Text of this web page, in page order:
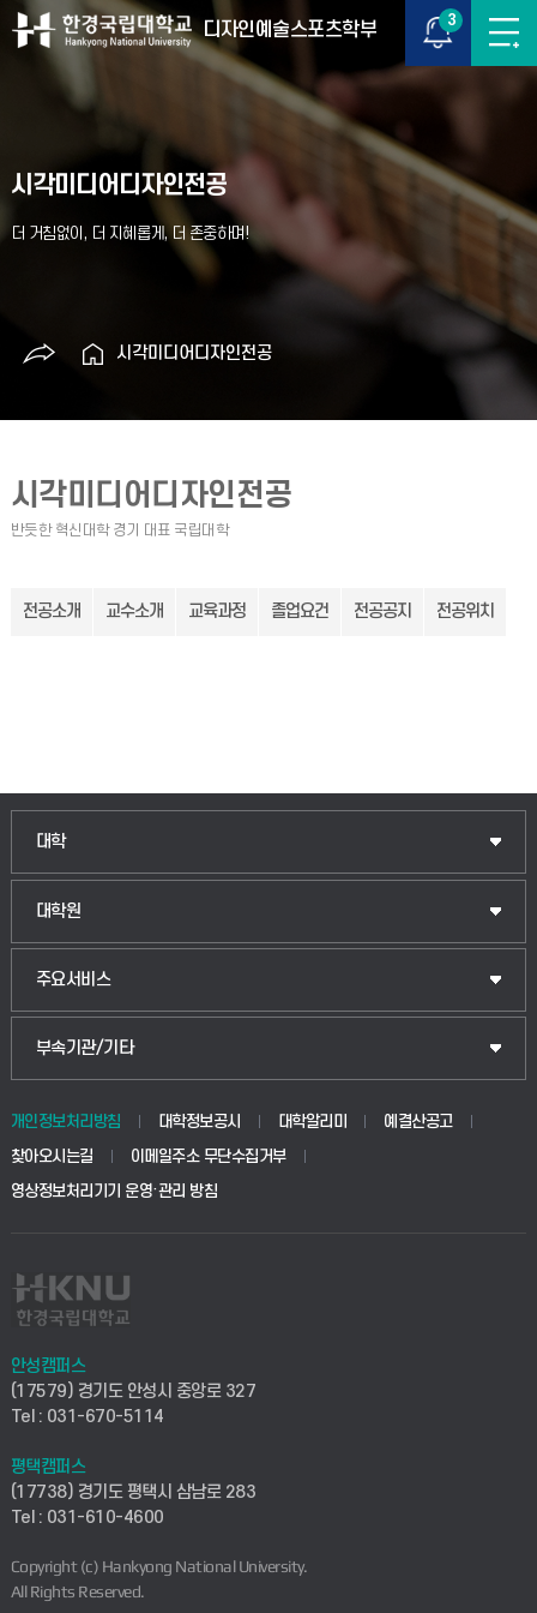
디자인예술스포츠학부 3
시각미디어디자인전공
시각미디어디자인전공
시각미디어디자인전공
전공소개 교수소개 교육과정 졸업요건 전공공지 전공위치
대학
인문융합공공인재학부
법경영학부
생명공학부
사회안전시스템공학부
컴퓨터응용수학부
ICT로봇기계공학부
전자전기공학부
디자인건축융합학부
대학원
일반대학원
산업대학원
공공정책대학원
교육대학원
주요서비스
입학안내
웹메일
학사시스템(전문학사 및 전공심화)
사이버캠퍼스(전문학사 및 전공심화)
시설바로처리서비스
연구실안전관리시스템
산학연구관리시스템
찾아오시는길(평택)
부속기관/기타
중앙도서관
학생생활관(안성)
산학협력단
취업지원센터
창업지원센터
현장실습지원센터
개인정보처리방침 대학정보공시 대학알리미
예결산공고
찾아오시는길
이메일주소 무단수집거부
영상정보처리기기 운영·관리 방침
안성캠퍼스
(17579) 경기도 안성시 중앙로 327
Tel : 031-670-5114
평택캠퍼스
(17738) 경기도 평택시 삼남로 283
Tel : 031-610-4600
Copyright (c) Hankyong National University.
All Rights Reserved.